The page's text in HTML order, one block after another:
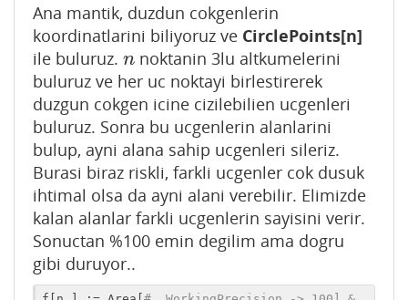
Ana mantik, duzdun cokgenlerin
koordinatlarini biliyoruz ve CirclePoints[n]
ile buluruz. n
nnoktanin 3lu altkumelerini
buluruz ve her uc noktayi birlestirerek
duzgun cokgen icine cizilebilien ucgenleri
buluruz. Sonra bu ucgenlerin alanlarini
bulup, ayni alana sahip ucgenleri sileriz.
Burasi biraz riskli, farkli ucgenler cok dusuk
ihtimal olsa da ayni alani verebilir. Elimizde
kalan alanlar farkli ucgenlerin sayisini verir.
Sonuctan %100 emin degilim ama dogru
gibi duruyor..